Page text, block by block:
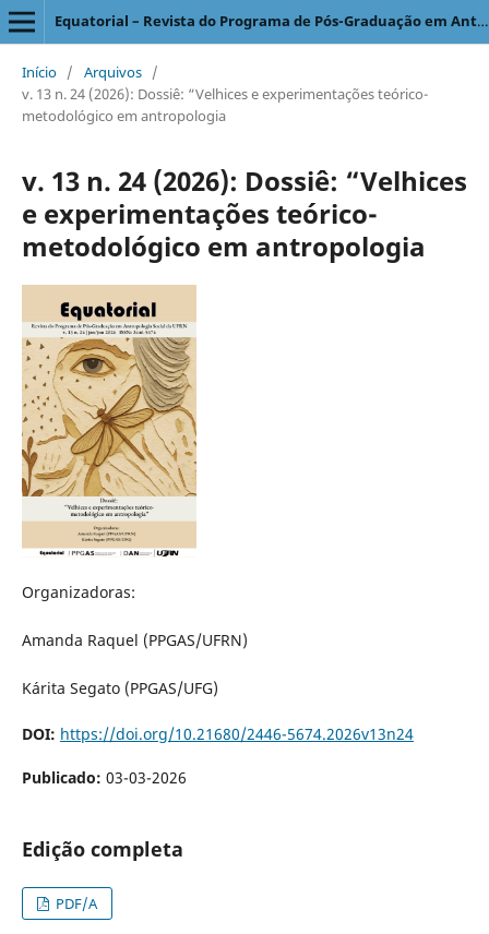
Equatorial – Revista do Programa de Pós-Graduação em Antropologia Social
Início / Arquivos /
v. 13 n. 24 (2026): Dossiê: “Velhices e experimentações teórico-
metodológico em antropologia
v. 13 n. 24 (2026): Dossiê: “Velhices
e experimentações teórico-
metodológico em antropologia
Organizadoras:
Amanda Raquel (PPGAS/UFRN)
Kárita Segato (PPGAS/UFG)
DOI: https://doi.org/10.21680/2446-5674.2026v13n24
Publicado: 03-03-2026
Edição completa
PDF/A